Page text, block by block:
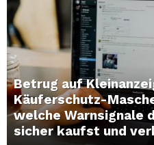
Betrug auf
Käuferschutz-
welche Warnsignale
sicher kaufst und